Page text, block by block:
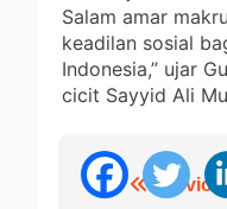
Salam amar
keadilan sosial
Indonesia,” ujar
cicit Sayyid Ali
Navigasi